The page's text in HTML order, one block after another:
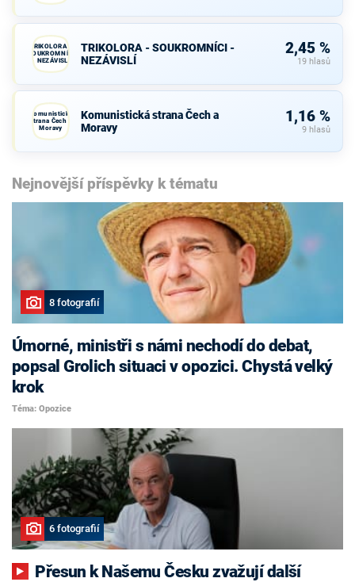
TRIKOLORA -
SOUKROMNÍCI
- NEZÁVISLÍ
TRIKOLORA - SOUKROMNÍCI -
NEZÁVISLÍ
2,45 %
19 hlasů
Komunistická
strana Čech a
Moravy
Komunistická strana Čech a
Moravy
1,16 %
9 hlasů
Nejnovější příspěvky k tématu
8 fotografií
Úmorné, ministři s námi nechodí do debat,
popsal Grolich situaci v opozici. Chystá velký
krok
Téma: Opozice
6 fotografií